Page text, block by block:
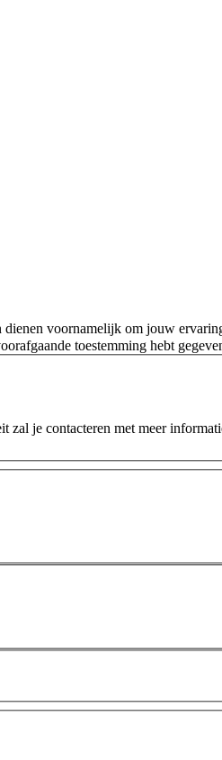
voornamelijk om jouw
toestemming hebt
je contacteren met meer